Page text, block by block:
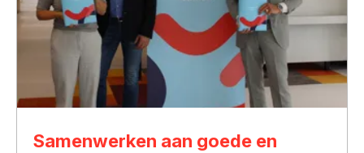
Samenwerken aan goede en